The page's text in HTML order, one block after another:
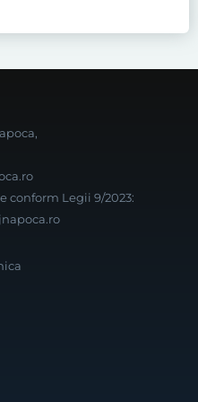
conform Legii 9/2023: